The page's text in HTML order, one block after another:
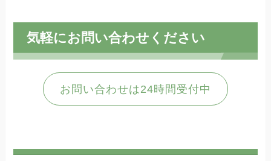
気軽にお問い合わせください
お問い合わせは24時間受付中